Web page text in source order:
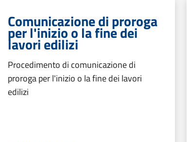
Comunicazione di proroga
per l'inizio o la fine dei
lavori edilizi
Procedimento di comunicazione di
proroga per l'inizio o la fine dei lavori
edilizi